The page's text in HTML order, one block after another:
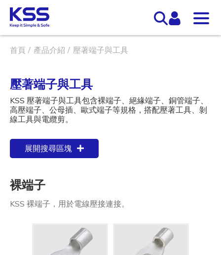
首頁 產品介紹 壓著端子與工具
壓著端子與工具
KSS 壓著端子與工具包含裸端子、絕緣端子、銅管端子、
高壓端子、公母插、歐式端子等規格，搭配壓著工具、剝
線工具與電纜剪。
展開搜尋區塊
裸端子
KSS 裸端子，用於電線壓接連接。